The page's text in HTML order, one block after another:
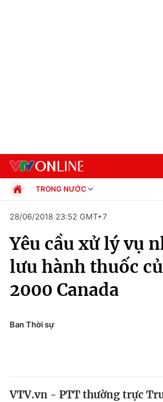
Chuyên mục
Chính trị
TRONG NƯỚC
Xã hội
Pháp luật
Thể thao
Truyền hình
Đời sống
28/06/2018 23:52 GMT+7
Yêu cầu xử lý vụ
lưu hành thuốc
2000 Canada
Ban Thời sự
VTV.vn - PTT thường trực